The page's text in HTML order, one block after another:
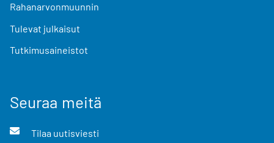
Rahanarvonmuunnin
Tulevat julkaisut
Tutkimusaineistot
Seuraa meitä
Tilaa uutisviesti